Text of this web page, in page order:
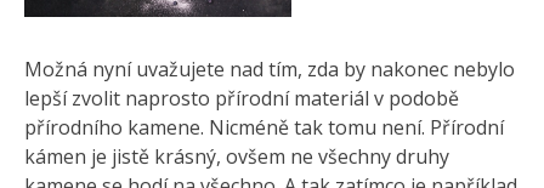
Možná nyní uvažujete nad tím, zda by nakonec nebylo
lepší zvolit naprosto přírodní materiál v podobě
přírodního kamene. Nicméně tak tomu není. Přírodní
kámen je jistě krásný, ovšem ne všechny druhy